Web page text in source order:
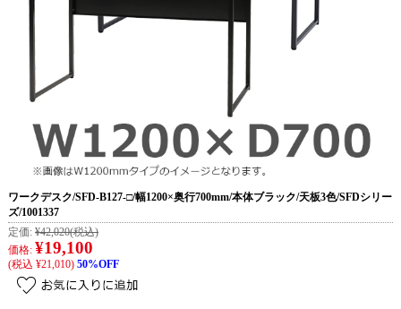
ワークデスク/SFD-B127-□/幅1200×奥行700mm/本体ブラック/天板3色/SFDシリー
ズ/1001337
定価: ¥42,020(税込)
価格: ¥19,100
(税込 ¥21,010) 50%OFF